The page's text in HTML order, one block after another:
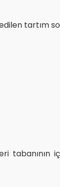
tartım
tabanının